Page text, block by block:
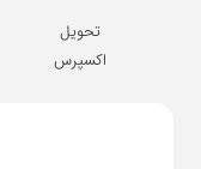
تحویل
اکسپرس